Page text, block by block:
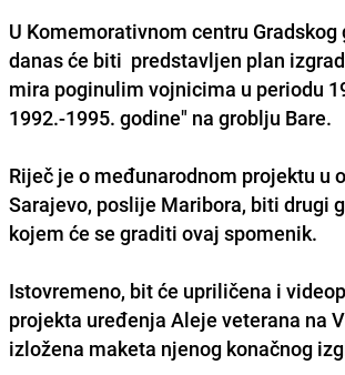
U Komemorativnom centru Gradskog
danas će biti predstavljen plan
mira poginulim vojnicima u periodu
1992.-1995. godine" na groblju Bare.
Riječ je o međunarodnom projektu u
Sarajevo, poslije Maribora, biti drugi
kojem će se graditi ovaj spomenik.
Istovremeno, bit će upriličena i
projekta uređenja Aleje veterana na
izložena maketa njenog konačnog